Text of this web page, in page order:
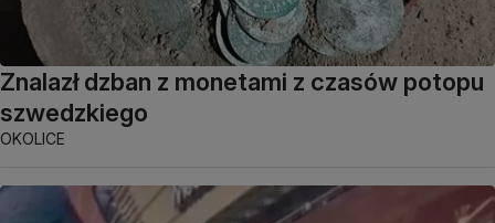
Znalazł dzban z monetami z czasów potopu
szwedzkiego
OKOLICE